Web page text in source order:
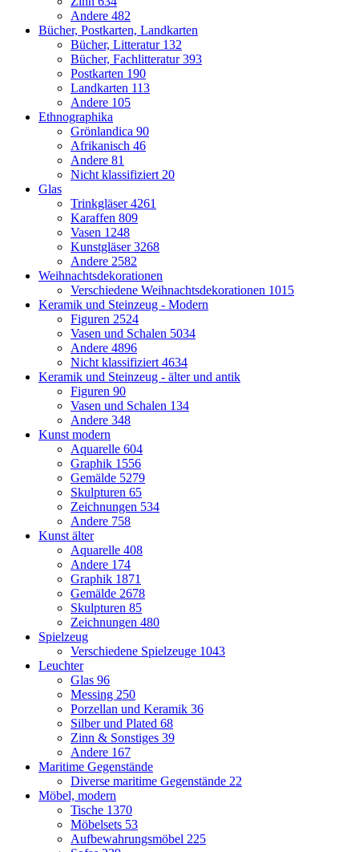
Andere 482
Bücher, Postkarten, Landkarten
Bücher, Litteratur 132
Bücher, Fachlitteratur393
Postkarten 190
Landkarten 113
Andere 105
Ethnographika
Grönlandica 90
Afrikanisch 46
Andere 81
Nicht klassifiziert 20
Glas
Trinkgläser4261
Karaffen 809
Vasen 1248
Kunstgläser3268
Andere 2582
Weihnachtsdekorationen
Verschiedene Weihnachtsdekorationen 1015
Keramik und Steinzeug - Modern
Figuren 2524
Vasen und Schalen 5034
Andere 4896
Nicht klassifiziert 4634
Keramik und Steinzeug - älter und antik
Figuren 90
Vasen und Schalen 134
Andere 348
Kunst modern
Aquarelle 604
Graphik 1556
Gemälde 5279
Skulpturen 65
Zeichnungen 534
Andere 758
Kunst älter
Aquarelle 408
Andere 174
Graphik 1871
Gemälde 2678
Skulpturen 85
Zeichnungen 480
Spielzeug
Verschiedene Spielzeuge 1043
Leuchter
Glas 96
Messing 250
Porzellan und Keramik 36
Silber und Plated 68
Zinn & Sonstiges 39
Andere 167
Maritime Gegenstände
Diverse maritime Gegenstände 22
Möbel, modern
Tische 1370
Möbelsets 53
Aufbewahrungsmöbel 225